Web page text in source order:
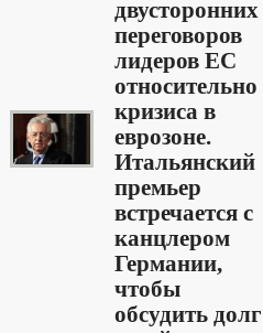
двусторонних
переговоров
лидеров ЕС
относительно
кризиса в
еврозоне.
Итальянский
премьер
встречается с
канцлером
Германии,
чтобы
обсудить долг